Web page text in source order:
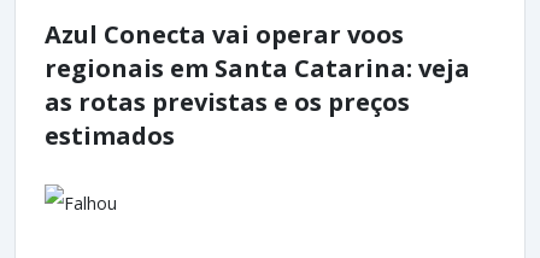
Azul Conecta vai operar voos
regionais em Santa Catarina: veja
as rotas previstas e os preços
estimados